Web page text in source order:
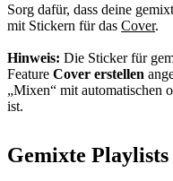
Sorg dafür, dass deine
mit Stickern für das Cover.
Hinweis: Die Sticker für
Feature Cover erstellen
„Mixen“ mit automatischen
ist.
Gemixte